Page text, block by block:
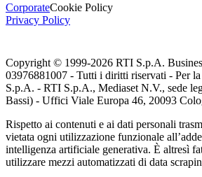
CorporateCookie Policy
Privacy Policy
Copyright © 1999-2026 RTI S.p.A.
03976881007 - Tutti i diritti riservati - Per
S.p.A. - RTI S.p.A., Mediaset N.V., sede
Bassi) - Uffici Viale Europa 46, 20093
Rispetto ai contenuti e ai dati personali
vietata ogni utilizzazione funzionale
intelligenza artificiale generativa. È altresì
utilizzare mezzi automatizzati di data